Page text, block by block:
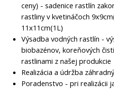
ceny) - sadenice rastlín
rastliny v kvetináčoch
11x11cm(1L)
Výsadba vodných rastlín -
biobazénov, koreňových
rastlinami z našej produkcie
Realizácia a údržba
Poradenstvo - pri realizácii